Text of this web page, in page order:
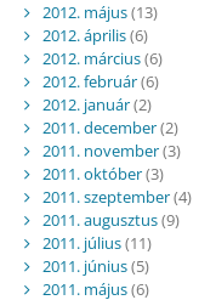
2012. május(13)
2012. április(6)
2012. március(6)
2012. február(6)
2012. január(2)
2011. december(2)
2011. november(3)
2011. október(3)
2011. szeptember(4)
2011. augusztus(9)
2011. július(11)
2011. június(5)
2011. május(6)